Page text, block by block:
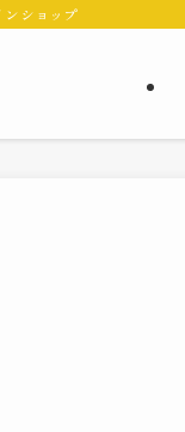
ンショップ